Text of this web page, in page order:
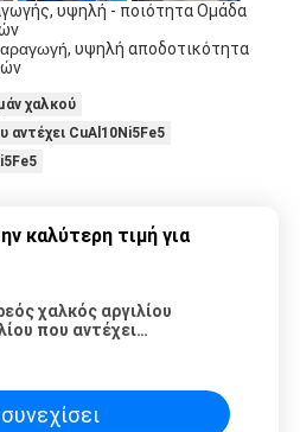
υψηλή - ποιότητα Ομάδα
, υψηλή αποδοτικότητα
χαλκού
αντέχει CuAl10Ni5Fe5
καλύτερη τιμή για
χαλκός αργιλίου
που αντέχει